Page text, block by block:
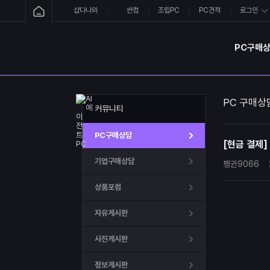
샵다나와 싼컴 조립PC PC견적 로그인
PC구매
커뮤니티
PC구매상담
기업구매상담
상품포럼
자유게시판
사진게시판
정보게시판
PC 구매상
[현금 결제]
펭귄9066